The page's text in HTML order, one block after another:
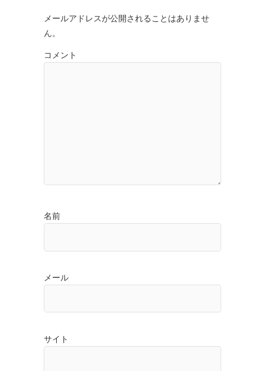
メールアドレスが公開されることはありませ
ん。
コメント
名前
メール
サイト